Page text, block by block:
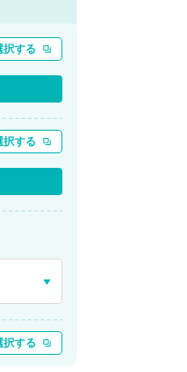
択する
択する
択する